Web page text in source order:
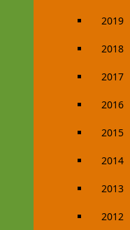
2019
2018
2017
2016
2015
2014
2013
2012